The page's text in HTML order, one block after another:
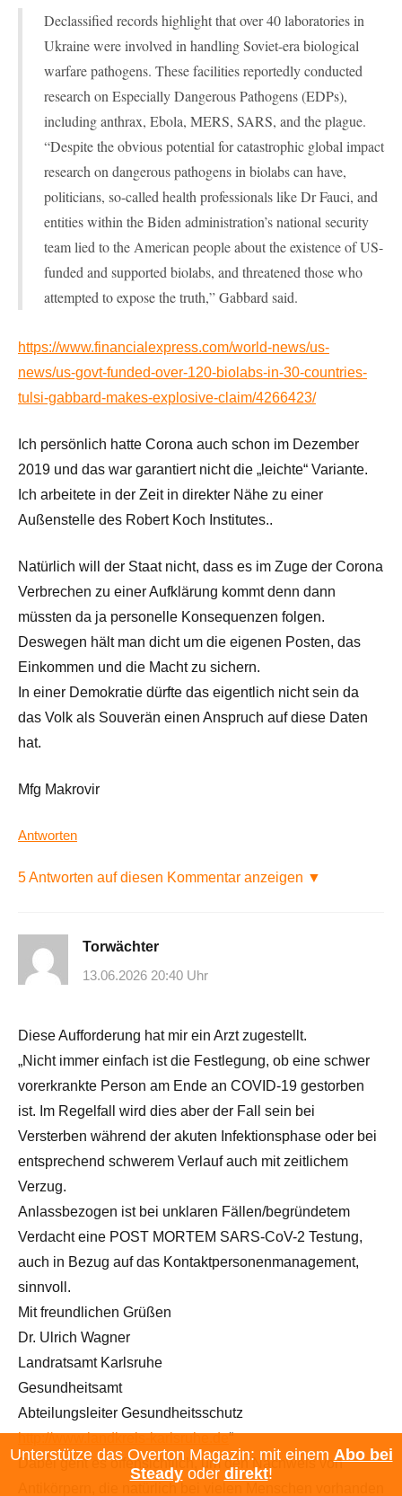
Declassified records highlight that over 40 laboratories in
Ukraine were involved in handling Soviet-era biological
warfare pathogens. These facilities reportedly conducted
research on Especially Dangerous Pathogens (EDPs),
including anthrax, Ebola, MERS, SARS, and the plague.
“Despite the obvious potential for catastrophic global impact
research on dangerous pathogens in biolabs can have,
politicians, so-called health professionals like Dr Fauci, and
entities within the Biden administration’s national security
team lied to the American people about the existence of US-
funded and supported biolabs, and threatened those who
attempted to expose the truth,” Gabbard said.
https://www.financialexpress.com/world-news/us-
news/us-govt-funded-over-120-biolabs-in-30-countries-
tulsi-gabbard-makes-explosive-claim/4266423/
Ich persönlich hatte Corona auch schon im Dezember
2019 und das war garantiert nicht die „leichte“ Variante.
Ich arbeitete in der Zeit in direkter Nähe zu einer
Außenstelle des Robert Koch Institutes..
Natürlich will der Staat nicht, dass es im Zuge der Corona
Verbrechen zu einer Aufklärung kommt denn dann
müssten da ja personelle Konsequenzen folgen.
Deswegen hält man dicht um die eigenen Posten, das
Einkommen und die Macht zu sichern.
In einer Demokratie dürfte das eigentlich nicht sein da
das Volk als Souverän einen Anspruch auf diese Daten
hat.
Mfg Makrovir
Antworten
5 Antworten auf diesen Kommentar anzeigen ▼
Torwächter
13.06.2026 20:40 Uhr
Diese Aufforderung hat mir ein Arzt zugestellt.
„Nicht immer einfach ist die Festlegung, ob eine schwer
vorerkrankte Person am Ende an COVID-19 gestorben
ist. Im Regelfall wird dies aber der Fall sein bei
Versterben während der akuten Infektionsphase oder bei
entsprechend schwerem Verlauf auch mit zeitlichem
Verzug.
Anlassbezogen ist bei unklaren Fällen/begründetem
Verdacht eine POST MORTEM SARS-CoV-2 Testung,
auch in Bezug auf das Kontaktpersonenmanagement,
sinnvoll.
Mit freundlichen Grüßen
Dr. Ulrich Wagner
Landratsamt Karlsruhe
Gesundheitsamt
Abteilungsleiter Gesundheitsschutz
http://www.landkreis-karlsruhe.de“
Dabei geht es offensichtlich, um den Nachweis von
Unterstütze das Overton Magazin: mit einem Abo bei
Steadyoder direkt!